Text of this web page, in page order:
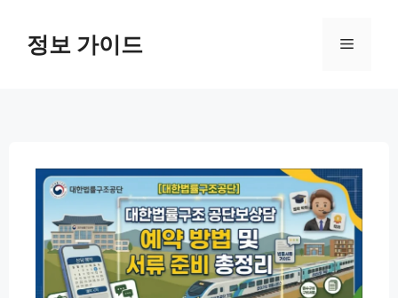
정보 가이드 메